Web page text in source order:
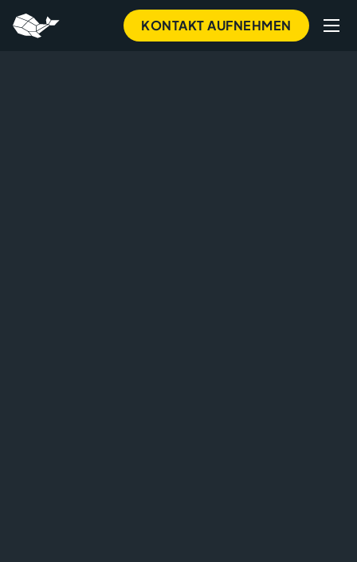
to
KONTAKT AUFNEHMEN